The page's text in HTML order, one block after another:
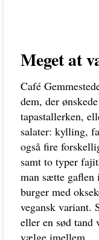
Meget at
Café
dem, der
tapastallerken,
salater: kylling,
også fire
samt to typer
man sætte gaflen
burger med
vegansk variant.
eller en sød tand
vælge imellem.